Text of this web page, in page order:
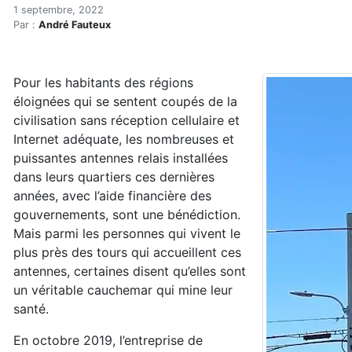
Accueil
Articles
Antennes et
1 septembre, 2022
Par : André Fauteux
Pour les habitants des régions
éloignées qui se sentent coupés de la
civilisation sans réception cellulaire et
Internet adéquate, les nombreuses et
puissantes antennes relais installées
dans leurs quartiers ces dernières
années, avec l’aide financière des
gouvernements, sont une bénédiction.
Mais parmi les personnes qui vivent le
plus près des tours qui accueillent ces
antennes, certaines disent qu’elles sont
un véritable cauchemar qui mine leur
santé.
En octobre 2019, l’entreprise de